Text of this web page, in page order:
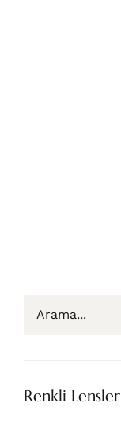
Renkli Lensler